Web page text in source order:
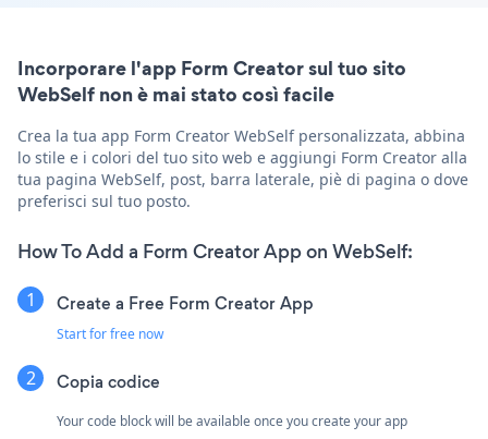
Incorporare l'app Form Creator sul tuo sito
WebSelf non è mai stato così facile
Crea la tua app Form Creator WebSelf personalizzata, abbina
lo stile e i colori del tuo sito web e aggiungi Form Creator alla
tua pagina WebSelf, post, barra laterale, piè di pagina o dove
preferisci sul tuo posto.
How To Add a Form Creator App on WebSelf:
Create a Free Form Creator App
Start for free now
Copia codice
Your code block will be available once you create your app